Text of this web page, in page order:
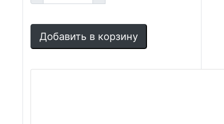
Добавить в корзину